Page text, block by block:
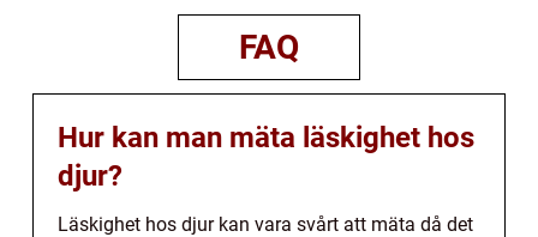
FAQ
Hur kan man mäta läskighet hos
djur?
Läskighet hos djur kan vara svårt att mäta då det